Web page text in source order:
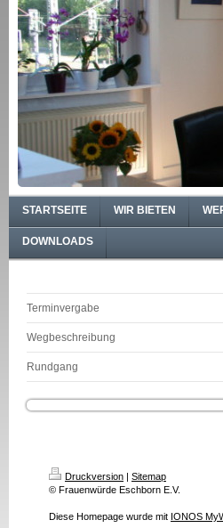
STARTSEITE WIR BIETEN
DOWNLOADS
Terminvergabe
Wegbeschreibung
Rundgang
Druckversion | Sitemap
© Frauenwürde Eschborn E.V.
Diese Homepage wurde mit IONOS